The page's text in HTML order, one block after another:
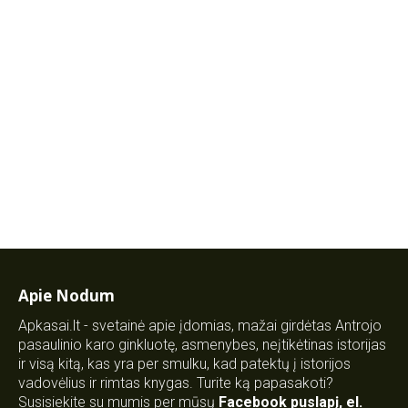
Apie Nodum
Apkasai.lt - svetainė apie įdomias, mažai girdėtas Antrojo
pasaulinio karo ginkluotę, asmenybes, neįtikėtinas istorijas
ir visą kitą, kas yra per smulku, kad patektų į istorijos
vadovėlius ir rimtas knygas. Turite ką papasakoti?
Susisiekite su mumis per mūsų Facebook puslapį, el.